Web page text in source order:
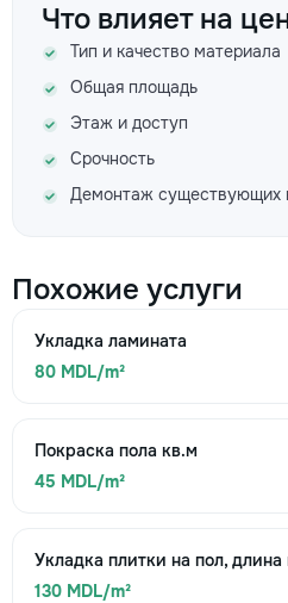
Что влияет на
Тип и качество материала
Общая площадь
Этаж и доступ
Срочность
Демонтаж существующих
Похожие услуги
Укладка ламината
80 MDL/m²
Покраска пола кв.м
45 MDL/m²
Укладка плитки на пол,
130 MDL/m²